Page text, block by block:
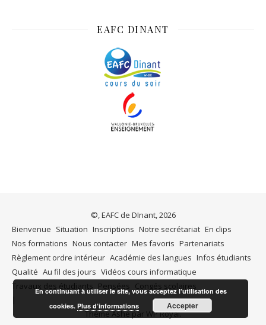
EAFC DINANT
©, EAFC de DInant, 2026
Bienvenue Situation Inscriptions Notre secrétariat En clips
Nos formations Nous contacter Mes favoris Partenariats
Règlement ordre intérieur Académie des langues Infos étudiants
Qualité Au fil des jours Vidéos cours informatique
Travaux des étudiants Pensées Congés scolaires
Thème Ashe par WP Royal.
En continuant à utiliser le site, vous acceptez l’utilisation des
cookies.Plus d’informations Accepter